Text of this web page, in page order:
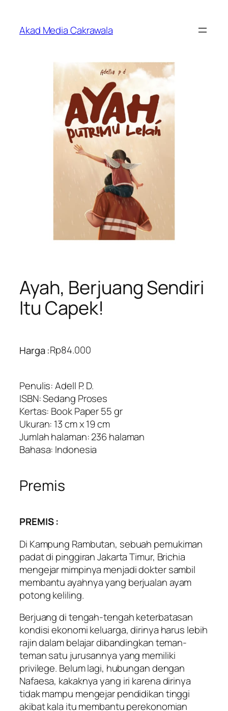
content
Akad Media Cakrawala
Ayah, Berjuang Sendiri
Itu Capek!
Harga :Rp84.000
Penulis: Adell P. D.
ISBN: Sedang Proses
Kertas: Book Paper 55 gr
Ukuran: 13 cm x 19 cm
Jumlah halaman: 236 halaman
Bahasa: Indonesia
Premis
PREMIS :
Di Kampung Rambutan, sebuah pemukiman
padat di pinggiran Jakarta Timur, Brichia
mengejar mimpinya menjadi dokter sambil
membantu ayahnya yang berjualan ayam
potong keliling.
Berjuang di tengah-tengah keterbatasan
kondisi ekonomi keluarga, dirinya harus lebih
rajin dalam belajar dibandingkan teman-
teman satu jurusannya yang memiliki
privilege. Belum lagi, hubungan dengan
Nafaesa, kakaknya yang iri karena dirinya
tidak mampu mengejar pendidikan tinggi
akibat kala itu membantu perekonomian